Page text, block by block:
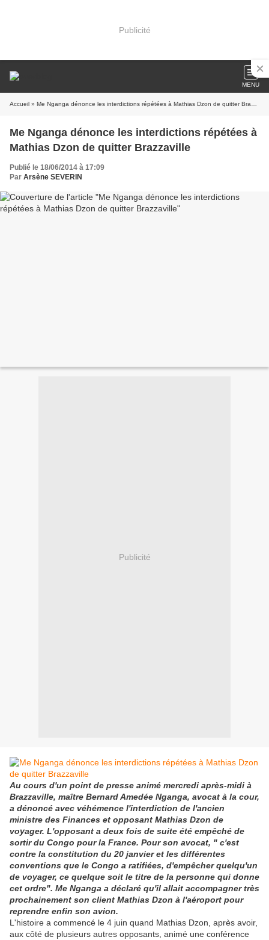
Publicité
MENU
Accueil » Me Nganga dénonce les interdictions répétées à Mathias Dzon de quitter Brazzaville
Me Nganga dénonce les interdictions répétées à
Mathias Dzon de quitter Brazzaville
Publié le 18/06/2014 à 17:09
Par Arsène SEVERIN
Publicité
Au cours d'un point de presse animé mercredi après-midi à
Brazzaville, maître Bernard Amedée Nganga, avocat à la cour,
a dénoncé avec véhémence l'interdiction de l'ancien
ministre des Finances et opposant Mathias Dzon de
voyager. L'opposant a deux fois de suite été empêché de
sortir du Congo pour la France. Pour son avocat, " c'est
contre la constitution du 20 janvier et les différentes
conventions que le Congo a ratifiées, d'empêcher quelqu'un
de voyager, ce quelque soit le titre de la personne qui donne
cet ordre". Me Nganga a déclaré qu'il allait accompagner très
prochainement son client Mathias Dzon à l'aéroport pour
reprendre enfin son avion.
L'histoire a commencé le 4 juin quand Mathias Dzon, après avoir,
aux côté de plusieurs autres opposants, animé une conférence